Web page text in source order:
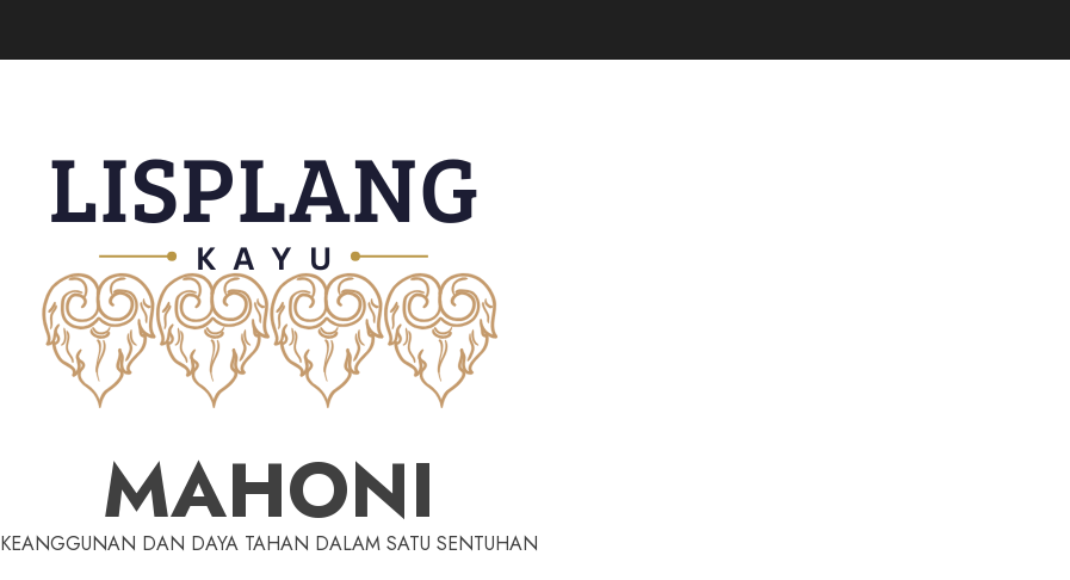
MAHONI
KEANGGUNAN DAN DAYA TAHAN DALAM SATU SENTUHAN